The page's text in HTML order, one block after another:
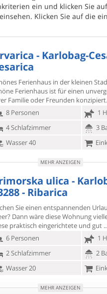
ein und klicken Sie
Klicken Sie auf die
- Karlobag-
Ferienhaus in der kleinen
Ferienhaus istfür einen
Familie oder Freunden
8 Personen
1
4 Schlafzimmer
3
Wasser 40
MEHR ANZEIGEN
ulica -
- Ribarica
Sie einen entspannenden
Dann wäre dieseWohnung
praktisch eingerichtete und gut
6 Personen
1
2 Schlafzimmer
2
Wasser 20
MEHR ANZEIGEN